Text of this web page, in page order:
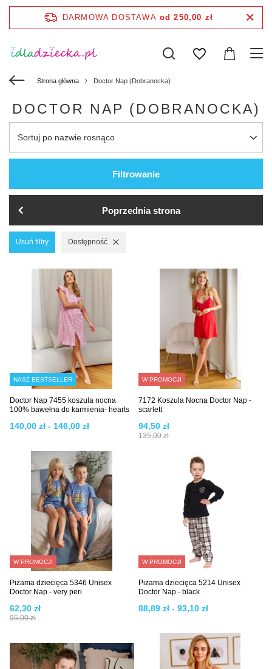
DARMOWA DOSTAWA od 250,00 zł
Strona główna Doctor Nap (Dobranocka)
DOCTOR NAP (DOBRANOCKA)
Sortuj po nazwie rosnąco
Filtrowanie
Poprzednia strona
Usuń filtry Dostępność
NASZ BESTSELLER
Doctor Nap 7455 koszula nocna
100% bawełna do karmienia- hearts
140,00 zł - 146,00 zł
W PROMOCJI
7172 Koszula Nocna Doctor Nap -
scarlett
135,00 zł
94,50 zł
W PROMOCJI
Piżama dziecięca 5346 Unisex
Doctor Nap - very peri
95,00 zł
62,30 zł
W PROMOCJI
Piżama dziecięca 5214 Unisex
Doctor Nap - black
88,89 zł - 93,10 zł